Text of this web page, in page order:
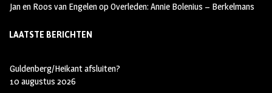
Jan en Roos van EngelenopOverleden: Annie Bolenius – Berkelmans
LAATSTE BERICHTEN
Guldenberg/Heikant afsluiten?
10 augustus 2026